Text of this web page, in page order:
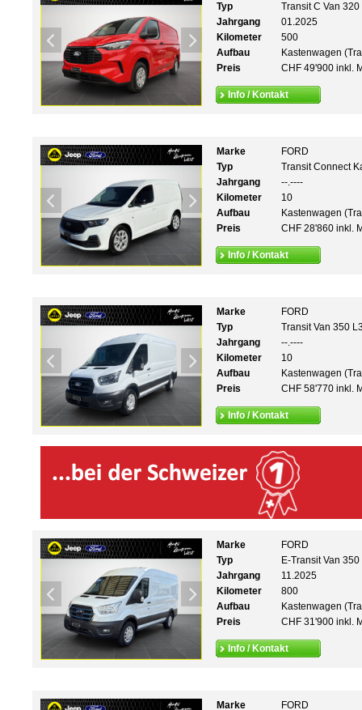
Typ
Transit C Van
Jahrgang
01.2025
Kilometer
500
Aufbau
Kastenwagen
Preis
CHF 49'900 inkl.
Info / Kontakt
Marke
FORD
Typ
Transit Connect
Jahrgang
--.----
Kilometer
10
Aufbau
Kastenwagen
Preis
CHF 28'860 inkl.
Info / Kontakt
Marke
FORD
Typ
Transit Van 350
Jahrgang
--.----
Kilometer
10
Aufbau
Kastenwagen
Preis
CHF 58'770 inkl.
Info / Kontakt
Marke
FORD
Typ
E-Transit Van
Jahrgang
11.2025
Kilometer
800
Aufbau
Kastenwagen
Preis
CHF 31'900 inkl.
Info / Kontakt
Marke FORD